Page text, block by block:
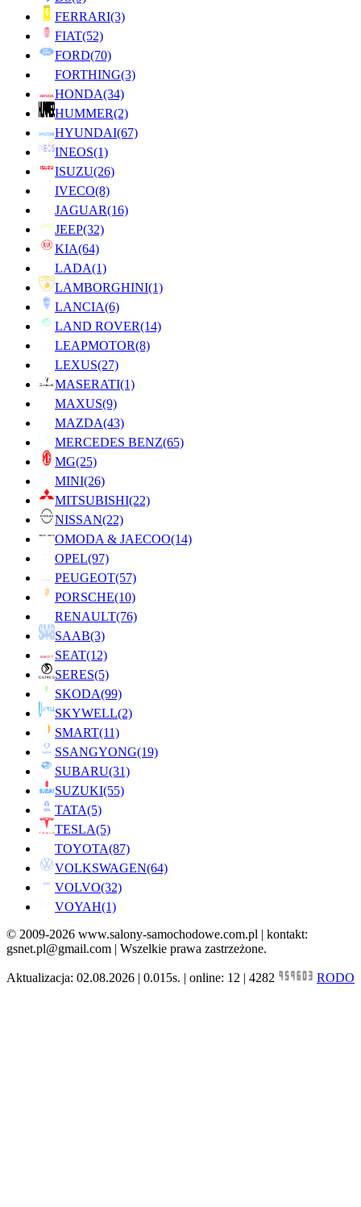
FERRARI(3)
FIAT(52)
FORD(70)
FORTHING(3)
HONDA(34)
HUMMER(2)
HYUNDAI(67)
INEOS(1)
ISUZU(26)
IVECO(8)
JAGUAR(16)
JEEP(32)
KIA(64)
LADA(1)
LAMBORGHINI(1)
LANCIA(6)
LAND ROVER(14)
LEAPMOTOR(8)
LEXUS(27)
MASERATI(1)
MAXUS(9)
MAZDA(43)
MERCEDES BENZ(65)
MG(25)
MINI(26)
MITSUBISHI(22)
NISSAN(22)
OMODA & JAECOO(14)
OPEL(97)
PEUGEOT(57)
PORSCHE(10)
RENAULT(76)
SAAB(3)
SEAT(12)
SERES(5)
SKODA(99)
SKYWELL(2)
SMART(11)
SSANGYONG(19)
SUBARU(31)
SUZUKI(55)
TATA(5)
TESLA(5)
TOYOTA(87)
VOLKSWAGEN(64)
VOLVO(32)
VOYAH(1)
© 2009-2026 www.salony-samochodowe.com.pl | kontakt:
gsnet.pl@gmail.com | Wszelkie prawa zastrzeżone.
Aktualizacja: 02.08.2026 | 0.015s. | online: 12 | 4282 RODO